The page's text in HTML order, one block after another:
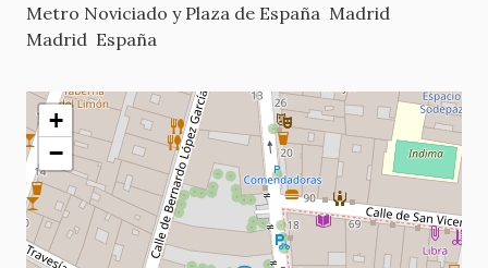
Metro Noviciado y Plaza de España Madrid
Madrid España
+
−